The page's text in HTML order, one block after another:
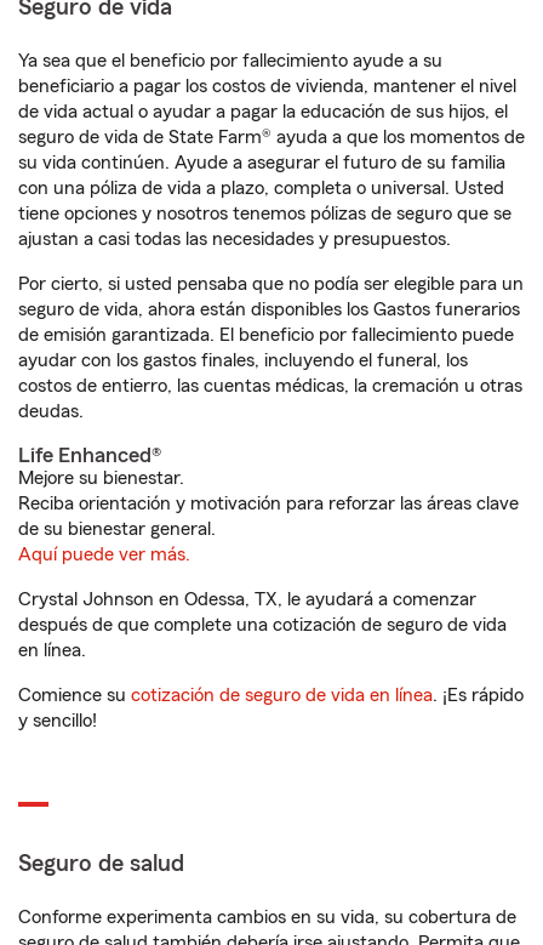
Seguro de vida
Ya sea que el beneficio por fallecimiento ayude a su
beneficiario a pagar los costos de vivienda, mantener el nivel
de vida actual o ayudar a pagar la educación de sus hijos, el
seguro de vida de State Farm® ayuda a que los momentos de
su vida continúen. Ayude a asegurar el futuro de su familia
con una póliza de vida a plazo, completa o universal. Usted
tiene opciones y nosotros tenemos pólizas de seguro que se
ajustan a casi todas las necesidades y presupuestos.
Por cierto, si usted pensaba que no podía ser elegible para un
seguro de vida, ahora están disponibles los Gastos funerarios
de emisión garantizada. El beneficio por fallecimiento puede
ayudar con los gastos finales, incluyendo el funeral, los
costos de entierro, las cuentas médicas, la cremación u otras
deudas.
Life Enhanced®
Mejore su bienestar.
Reciba orientación y motivación para reforzar las áreas clave
de su bienestar general.
Aquí puede ver más.
Crystal Johnson en Odessa, TX, le ayudará a comenzar
después de que complete una cotización de seguro de vida
en línea.
Comience su cotización de seguro de vida en línea. ¡Es rápido
y sencillo!
Seguro de salud
Conforme experimenta cambios en su vida, su cobertura de